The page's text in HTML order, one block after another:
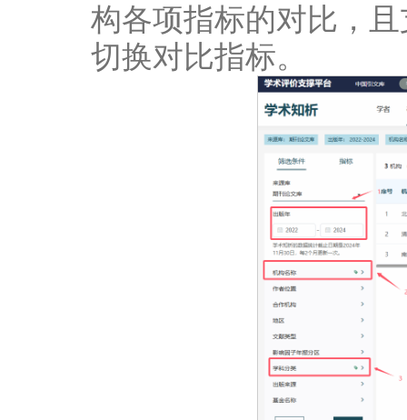
构各项指标的对比，
切换对比指标。